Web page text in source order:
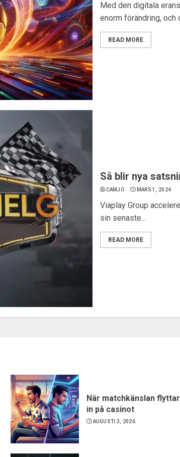
Med den digitala
enorm förändring, och
READ MORE
Så blir nya
CAMJO MARS 1, 2024
Viaplay Group
sin senaste...
READ MORE
När matchkänslan flyttar
in på casinot
AUGUSTI 3, 2026